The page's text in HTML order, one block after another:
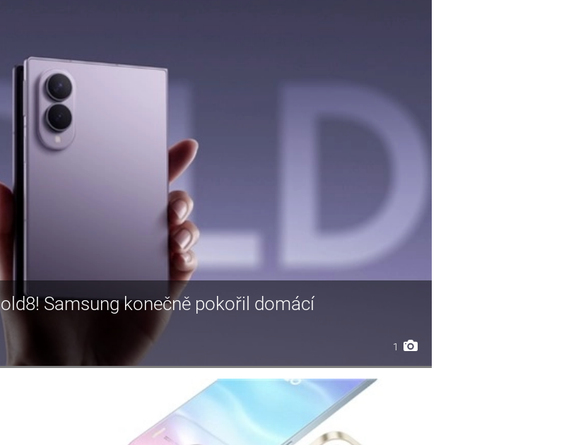
Samsung konečně pokořil domácí
1